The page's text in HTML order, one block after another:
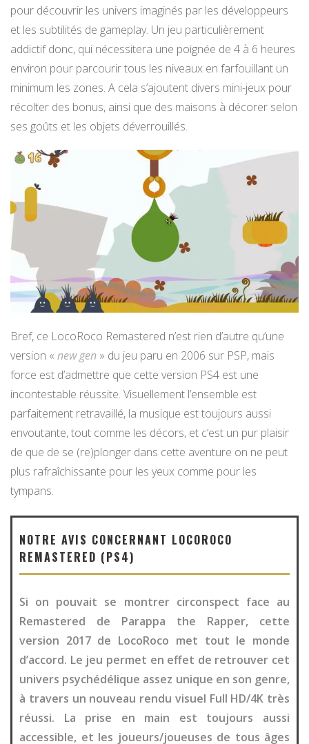
pour découvrir les univers imaginés par les développeurs
et les subtilités de gameplay. Un jeu particulièrement
addictif donc, qui nécessitera une poignée de 4 à 6 heures
environ pour parcourir tous les niveaux en farfouillant un
minimum les zones. A cela s’ajoutent divers mini-jeux pour
récolter des bonus, ainsi que des maisons à décorer selon
ses goûts et les objets déverrouillés.
Bref, ce LocoRoco Remastered n’est rien d’autre qu’une
version « new gen » du jeu paru en 2006 sur PSP, mais
force est d’admettre que cette version PS4 est une
incontestable réussite. Visuellement l’ensemble est
parfaitement retravaillé, la musique est toujours aussi
envoutante, tout comme les décors, et c’est un pur plaisir
de que de se (re)plonger dans cette aventure on ne peut
plus rafraîchissante pour les yeux comme pour les
tympans.
NOTRE AVIS CONCERNANT LOCOROCO
REMASTERED (PS4)
Si on pouvait se montrer circonspect face au
Remastered de Parappa the Rapper, cette
version 2017 de LocoRoco met tout le monde
d’accord. Le jeu permet en effet de retrouver cet
univers psychédélique assez unique en son genre,
à travers un nouveau rendu visuel Full HD/4K très
réussi. La prise en main est toujours aussi
accessible, et les joueurs/joueuses de tous âges